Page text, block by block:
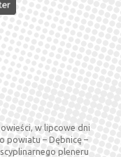
w lipcowe dni
powiatu – Dębnicę –
pleneru